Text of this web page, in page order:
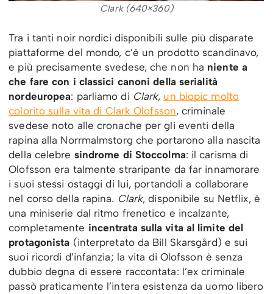
Clark (640×360)
Tra i tanti noir nordici disponibili sulle più disparate
piattaforme del mondo, c’è un prodotto scandinavo,
e più precisamente svedese, che non ha niente a
che fare con i classici canoni della serialità
nordeuropea: parliamo di Clark, un biopic molto
colorito sulla vita di Clark Olofsson, criminale
svedese noto alle cronache per gli eventi della
rapina alla Norrmalmstorg che portarono alla nascita
della celebre sindrome di Stoccolma: il carisma di
Olofsson era talmente straripante da far innamorare
i suoi stessi ostaggi di lui, portandoli a collaborare
nel corso della rapina. Clark, disponibile su Netflix, è
una miniserie dal ritmo frenetico e incalzante,
completamente incentrata sulla vita al limite del
protagonista (interpretato da Bill Skarsgård) e sui
suoi ricordi d’infanzia; la vita di Olofsson è senza
dubbio degna di essere raccontata: l’ex criminale
passò praticamente l’intera esistenza da uomo libero